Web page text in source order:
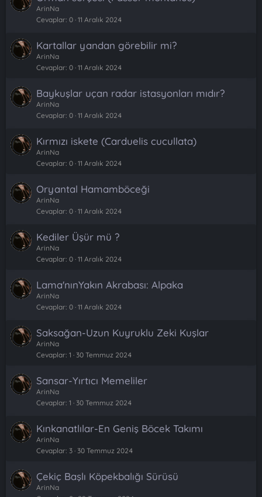
ArinNa
Cevaplar 0 11 Aralık 2024
Kartallar yandan görebilir mi?
ArinNa
Cevaplar 0 11 Aralık 2024
Baykuşlar uçan radar istasyonları mıdır?
ArinNa
Cevaplar 0 11 Aralık 2024
Kırmızı iskete (Carduelis cucullata)
ArinNa
Cevaplar 0 11 Aralık 2024
Oryantal Hamamböceği
ArinNa
Cevaplar 0 11 Aralık 2024
Kediler Üşür mü ?
ArinNa
Cevaplar 0 11 Aralık 2024
Lama'nınYakın Akrabası: Alpaka
ArinNa
Cevaplar 0 11 Aralık 2024
Saksağan-Uzun Kuyruklu Zeki Kuşlar
ArinNa
Cevaplar 1 30 Temmuz 2024
Sansar-Yırtıcı Memeliler
ArinNa
Cevaplar 1 30 Temmuz 2024
Kınkanatlılar-En Geniş Böcek Takımı
ArinNa
Cevaplar 3 30 Temmuz 2024
Çekiç Başlı Köpekbalığı Sürüsü
ArinNa